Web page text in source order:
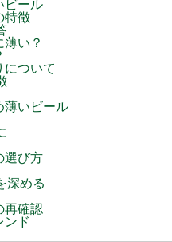
ビール
特徴
い？
について
薄いビール
選び方
深める
再確認
ンド